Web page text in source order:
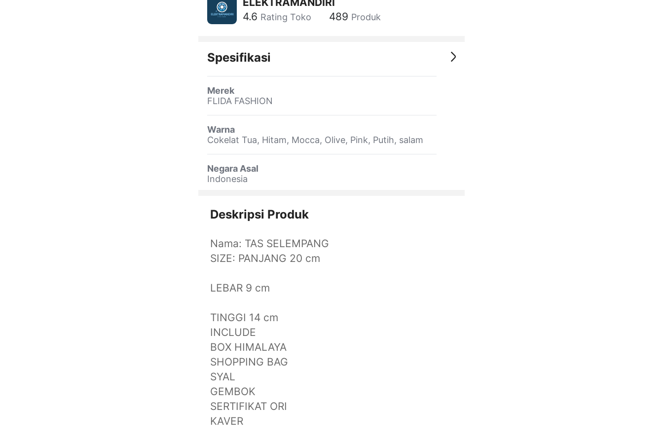
4.6 Rating Toko 489 Produk
Spesifikasi
Merek
FLIDA FASHION
Warna
Cokelat Tua, Hitam, Mocca, Olive, Pink, Putih, salam
Negara Asal
Indonesia
Deskripsi Produk
Nama: TAS SELEMPANG
SIZE: PANJANG 20 cm
LEBAR 9 cm
TINGGI 14 cm
INCLUDE
BOX HIMALAYA
SHOPPING BAG
SYAL
GEMBOK
SERTIFIKAT ORI
KAVER